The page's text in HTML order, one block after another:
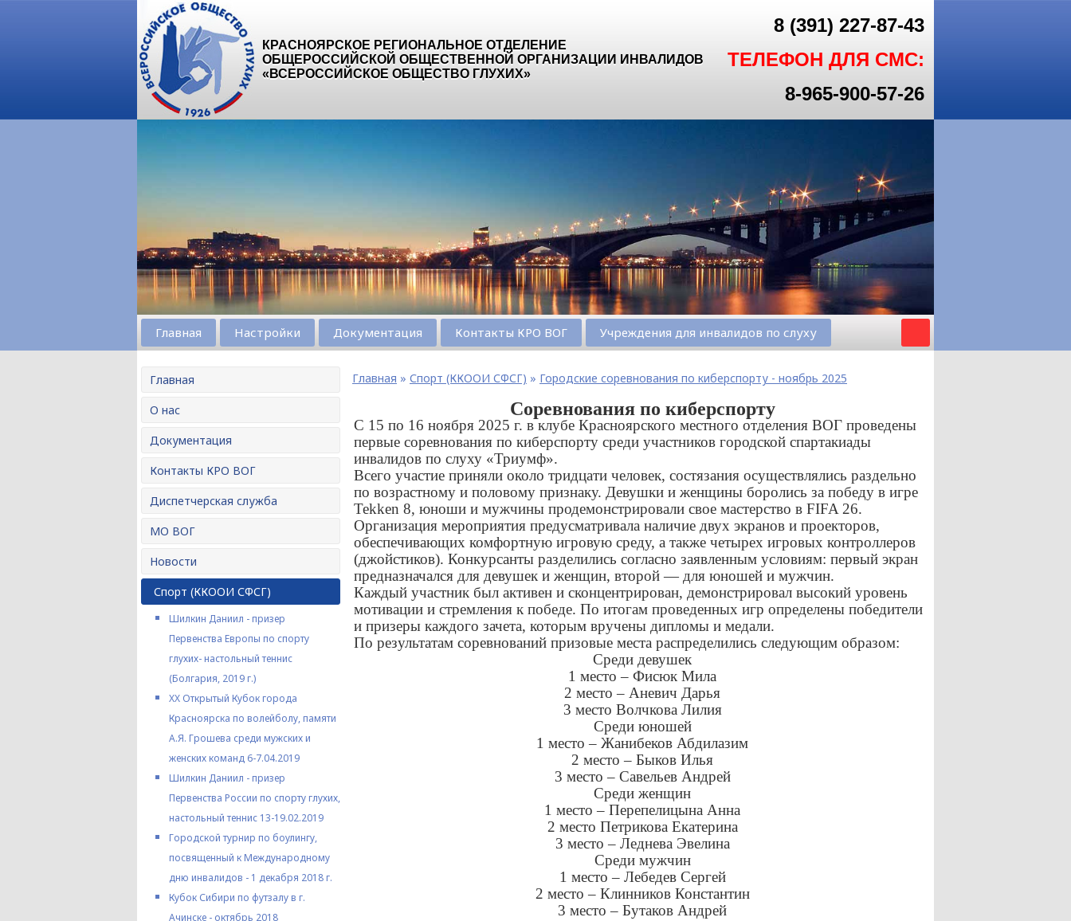
КРАСНОЯРСКОЕ РЕГИОНАЛЬНОЕ ОТДЕЛЕНИЕ
ОБЩЕРОССИЙСКОЙ ОБЩЕСТВЕННОЙ ОРГАНИЗАЦИИ ИНВАЛИДОВ
«ВСЕРОССИЙСКОЕ ОБЩЕСТВО ГЛУХИХ»
8 (391) 227-87-43
ТЕЛЕФОН ДЛЯ СМС:
8-965-900-57-26
Главная Настройки Документация Контакты КРО ВОГ Учреждения для инвалидов по слуху
Главная
О нас
Документация
Контакты КРО ВОГ
Диспетчерская служба
МО ВОГ
Новости
Спорт (ККООИ СФСГ)
Шилкин Даниил - призер
Первенства Европы по спорту
глухих- настольный теннис
(Болгария, 2019 г.)
XX Открытый Кубок города
Красноярска по волейболу, памяти
А.Я. Грошева среди мужских и
женских команд 6-7.04.2019
Шилкин Даниил - призер
Первенства России по спорту глухих,
настольный теннис 13-19.02.2019
Городской турнир по боулингу,
посвященный к Международному
дню инвалидов - 1 декабря 2018 г.
Кубок Сибири по футзалу в г.
Ачинске - октябрь 2018
Главная » Спорт (ККООИ СФСГ) » Городские соревнования по киберспорту - ноябрь 2025
Соревнования по киберспорту
С 15 по 16 ноября 2025 г. в клубе Красноярского местного отделения ВОГ проведены
первые соревнования по киберспорту среди участников городской спартакиады
инвалидов по слуху «Триумф».
Всего участие приняли около тридцати человек, состязания осуществлялись раздельно
по возрастному и половому признаку. Девушки и женщины боролись за победу в игре
Tekken 8, юноши и мужчины продемонстрировали свое мастерство в FIFA 26.
Организация мероприятия предусматривала наличие двух экранов и проекторов,
обеспечивающих комфортную игровую среду, а также четырех игровых контроллеров
(джойстиков). Конкурсанты разделились согласно заявленным условиям: первый экран
предназначался для девушек и женщин, второй — для юношей и мужчин.
Каждый участник был активен и сконцентрирован, демонстрировал высокий уровень
мотивации и стремления к победе. По итогам проведенных игр определены победители
и призеры каждого зачета, которым вручены дипломы и медали.
По результатам соревнований призовые места распределились следующим образом:
Среди девушек
1 место – Фисюк Мила
2 место – Аневич Дарья
3 место Волчкова Лилия
Среди юношей
1 место – Жанибеков Абдилазим
2 место – Быков Илья
3 место – Савельев Андрей
Среди женщин
1 место – Перепелицына Анна
2 место Петрикова Екатерина
3 место – Леднева Эвелина
Среди мужчин
1 место – Лебедев Сергей
2 место – Клинников Константин
3 место – Бутаков Андрей